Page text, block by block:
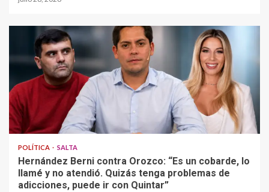
POLÍTICA SALTA
Hernández Berni contra Orozco: “Es un cobarde, lo
llamé y no atendió. Quizás tenga problemas de
adicciones, puede ir con Quintar”